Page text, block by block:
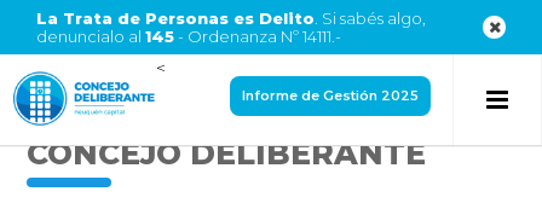
La Trata de Personas es Delito . Si sabés algo,
denuncialo al 145- Ordenanza Nº 14111.-
<
Informe de Gestión 2025
CONCEJO DELIBERANTE